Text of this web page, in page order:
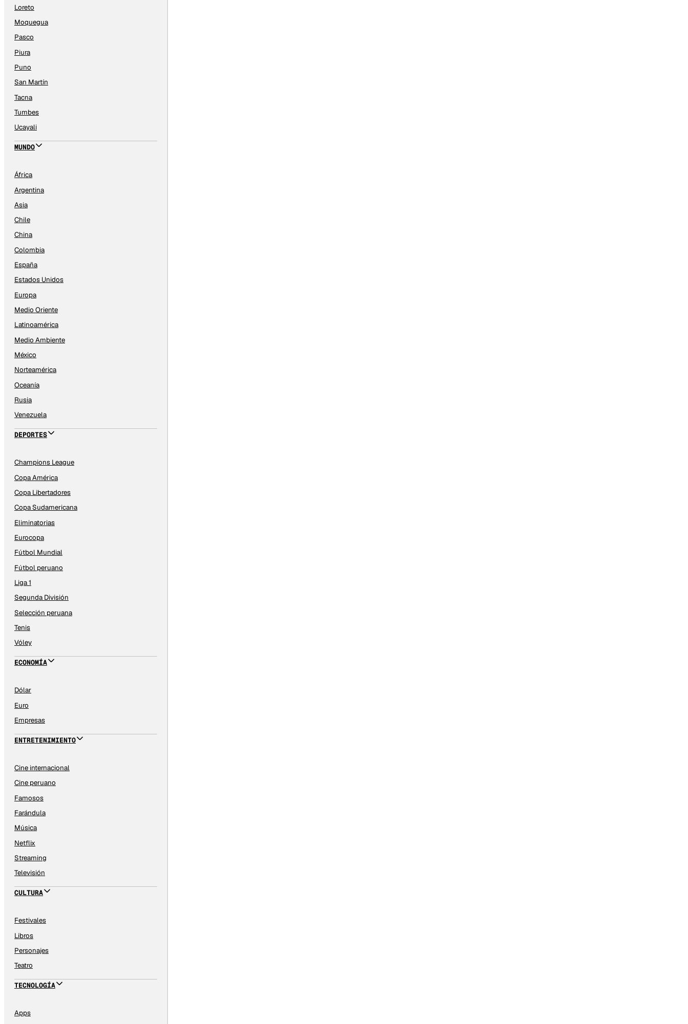
Loreto
Moquegua
Pasco
Piura
Puno
San Martín
Tacna
Tumbes
Ucayali
MUNDO
África
Argentina
Asia
Chile
China
Colombia
España
Estados Unidos
Europa
Medio Oriente
Latinoamérica
Medio Ambiente
México
Norteamérica
Oceanía
Rusia
Venezuela
DEPORTES
Champions League
Copa América
Copa Libertadores
Copa Sudamericana
Eliminatorias
Eurocopa
Fútbol Mundial
Fútbol peruano
Liga 1
Segunda División
Selección peruana
Tenis
Vóley
ECONOMÍA
Dólar
Euro
Empresas
ENTRETENIMIENTO
Cine internacional
Cine peruano
Famosos
Farándula
Música
Netflix
Streaming
Televisión
CULTURA
Festivales
Libros
Personajes
Teatro
TECNOLOGÍA
Apps